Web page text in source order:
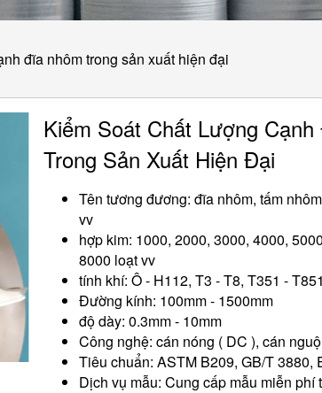
đĩa nhôm trong sản xuất hiện đại
Kiểm Soát Chất Lượng
Trong Sản Xuất Hiện Đại
Tên tương đương: đĩa nhôm, tấm
vv
hợp kim: 1000, 2000, 3000, 4000,
8000 loạt vv
tính khí: Ô - H112, T3 - T8, T351 -
Đường kính: 100mm - 1500mm
độ dày: 0.3mm - 10mm
Công nghệ: cán nóng ( DC ), cán
Tiêu chuẩn: ASTM B209, GB/T 3880,
Dịch vụ mẫu: Cung cấp mẫu miễn phí